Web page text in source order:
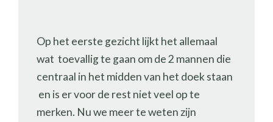
Op het eerste gezicht lijkt het allemaal
wat toevallig te gaan om de 2 mannen die
centraal in het midden van het doek staan
en is er voor de rest niet veel op te
merken. Nu we meer te weten zijn